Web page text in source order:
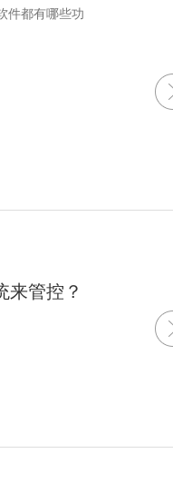
件都有哪些功
来管控？